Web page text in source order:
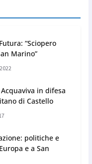
“Sciopero
Marino”
in difesa
di Castello
politiche e
e a San